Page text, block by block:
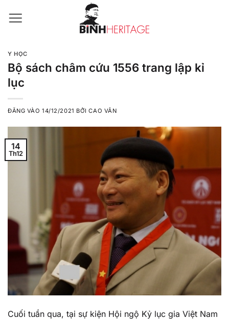
qua
Y HỌC
Bộ sách châm cứu 1556 trang lập kỉ
lục
ĐĂNG VÀO14/12/2021 BỞICAO VÂN
14
Th12
Cuối tuần qua, tại sự kiện Hội ngộ Kỷ lục gia Việt Nam